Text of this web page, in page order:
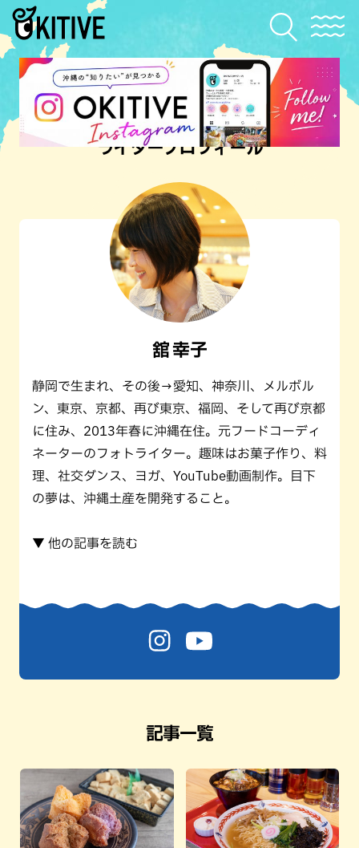
ライタープロフィール
舘 幸子
静岡で生まれ、その後→愛知、神奈川、メルボル
ン、東京、京都、再び東京、福岡、そして再び京都
に住み、2013年春に沖縄在住。元フードコーディ
ネーターのフォトライター。趣味はお菓子作り、料
理、社交ダンス、ヨガ、YouTube動画制作。目下
の夢は、沖縄土産を開発すること。
▼ 他の記事を読む
記事一覧